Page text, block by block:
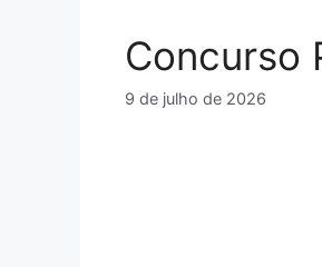
Concurso
9 de julho de 2026